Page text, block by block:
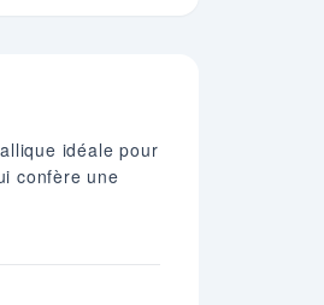
idéale pour
confère une